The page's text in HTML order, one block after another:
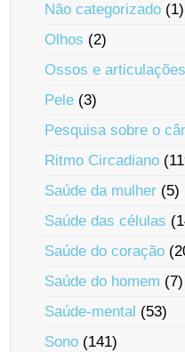
Não categorizado (1)
Olhos (2)
Ossos e articulações
Pele (3)
Pesquisa sobre o
Ritmo Circadiano
Saúde da mulher (5)
Saúde das células
Saúde do coração
Saúde do homem (7)
Saúde-mental (53)
Sono (141)